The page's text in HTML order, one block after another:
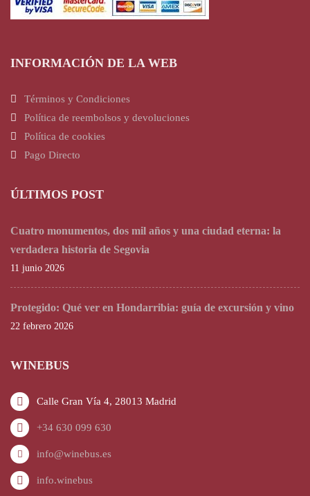
INFORMACIÓN DE LA WEB
Términos y Condiciones
Política de reembolsos y devoluciones
Política de cookies
Pago Directo
ÚLTIMOS POST
Cuatro monumentos, dos mil años y una ciudad eterna: la
verdadera historia de Segovia
11 junio 2026
Protegido: Qué ver en Hondarribia: guía de excursión y vino
22 febrero 2026
WINEBUS
Calle Gran Vía 4, 28013 Madrid
+34 630 099 630
info@winebus.es
info.winebus